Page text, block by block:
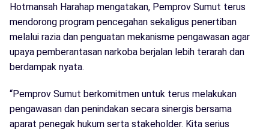
Hotmansah Harahap mengatakan, Pemprov Sumut terus
mendorong program pencegahan sekaligus penertiban
melalui razia dan penguatan mekanisme pengawasan agar
upaya pemberantasan narkoba berjalan lebih terarah dan
berdampak nyata.
“Pemprov Sumut berkomitmen untuk terus melakukan
pengawasan dan penindakan secara sinergis bersama
aparat penegak hukum serta stakeholder. Kita serius